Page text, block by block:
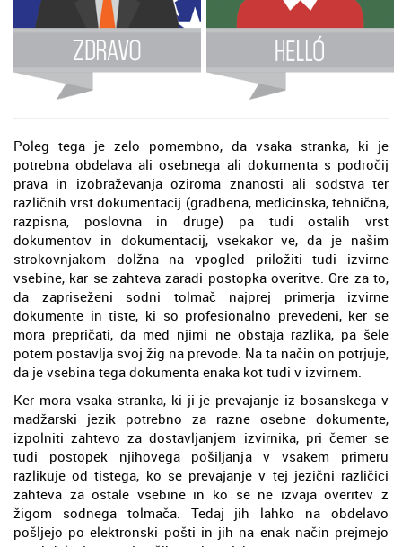
Poleg tega je zelo pomembno, da vsaka stranka, ki je
potrebna obdelava ali osebnega ali dokumenta s področij
prava in izobraževanja oziroma znanosti ali sodstva ter
različnih vrst dokumentacij (gradbena, medicinska, tehnična,
razpisna, poslovna in druge) pa tudi ostalih vrst
dokumentov in dokumentacij, vsekakor ve, da je našim
strokovnjakom dolžna na vpogled priložiti tudi izvirne
vsebine, kar se zahteva zaradi postopka overitve. Gre za to,
da zapriseženi sodni tolmač najprej primerja izvirne
dokumente in tiste, ki so profesionalno prevedeni, ker se
mora prepričati, da med njimi ne obstaja razlika, pa šele
potem postavlja svoj žig na prevode. Na ta način on potrjuje,
da je vsebina tega dokumenta enaka kot tudi v izvirnem.
Ker mora vsaka stranka, ki ji je prevajanje iz bosanskega v
madžarski jezik potrebno za razne osebne dokumente,
izpolniti zahtevo za dostavljanjem izvirnika, pri čemer se
tudi postopek njihovega pošiljanja v vsakem primeru
razlikuje od tistega, ko se prevajanje v tej jezični različici
zahteva za ostale vsebine in ko se ne izvaja overitev z
žigom sodnega tolmača. Tedaj jih lahko na obdelavo
pošljejo po elektronski pošti in jih na enak način prejmejo